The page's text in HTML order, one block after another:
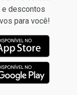
descontos
para você!